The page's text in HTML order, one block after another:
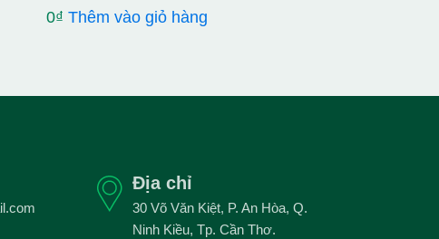
0₫ Thêm vào giỏ hàng
Địa chỉ
30 Võ Văn Kiệt, P. An Hòa, Q.
Ninh Kiều, Tp. Cần Thơ.